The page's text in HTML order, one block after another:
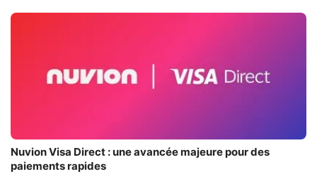
Nuvion Visa Direct : une avancée majeure pour des
paiements rapides